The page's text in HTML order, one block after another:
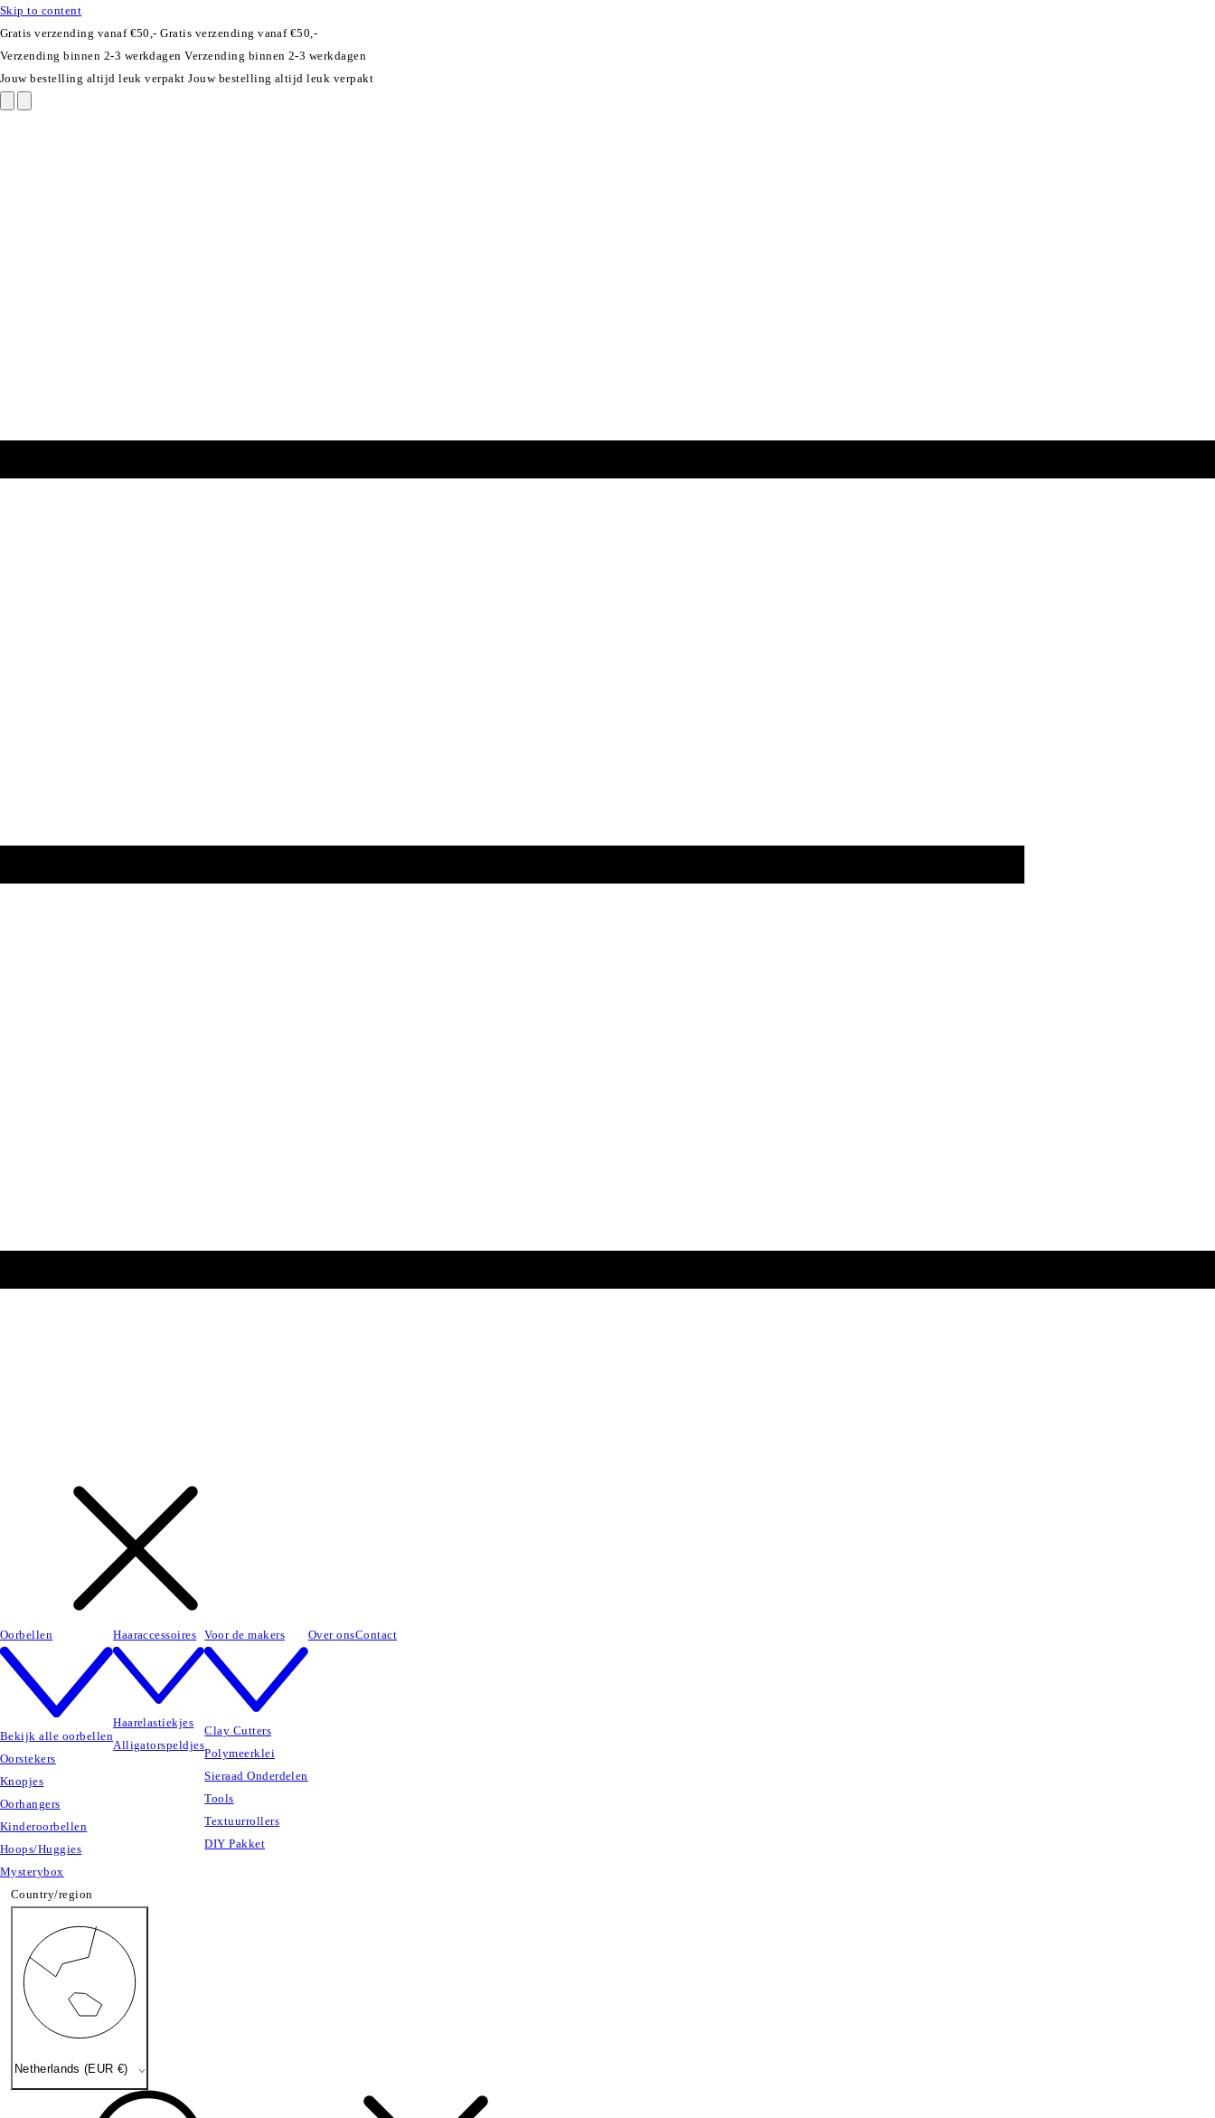
Skip to content
Gratis verzending vanaf €50,- Gratis verzending vanaf €50,-
Verzending binnen 2-3 werkdagen Verzending binnen 2-3 werkdagen
Jouw bestelling altijd leuk verpakt Jouw bestelling altijd leuk verpakt
Oorbellen
Bekijk alle oorbellen
Oorstekers
Knopjes
Oorhangers
Kinderoorbellen
Hoops/Huggies
Mysterybox
Haaraccessoires
Haarelastiekjes
Alligatorspeldjes
Voor de makers
Clay Cutters
Polymeerklei
Sieraad Onderdelen
Tools
Textuurrollers
DIY Pakket
Over onsContact
Country/region
Netherlands (EUR €)